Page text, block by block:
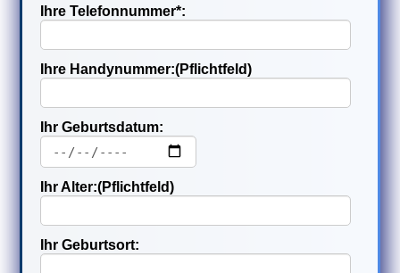
Ihre Telefonnummer*:
Ihre Handynummer:(Pflichtfeld)
Ihr Geburtsdatum:
Ihr Alter:(Pflichtfeld)
Ihr Geburtsort: